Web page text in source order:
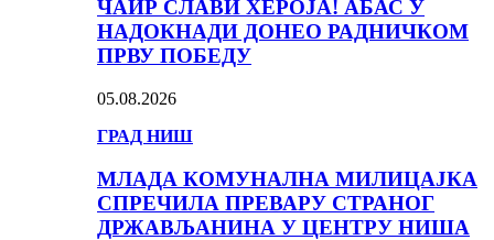
ЧАИР СЛАВИ ХЕРОЈА! АБАС У
НАДОКНАДИ ДОНЕО РАДНИЧКОМ
ПРВУ ПОБЕДУ
05.08.2026
ГРАД НИШ
МЛАДА КОМУНАЛНА МИЛИЦАЈКА
СПРЕЧИЛА ПРЕВАРУ СТРАНОГ
ДРЖАВЉАНИНА У ЦЕНТРУ НИША